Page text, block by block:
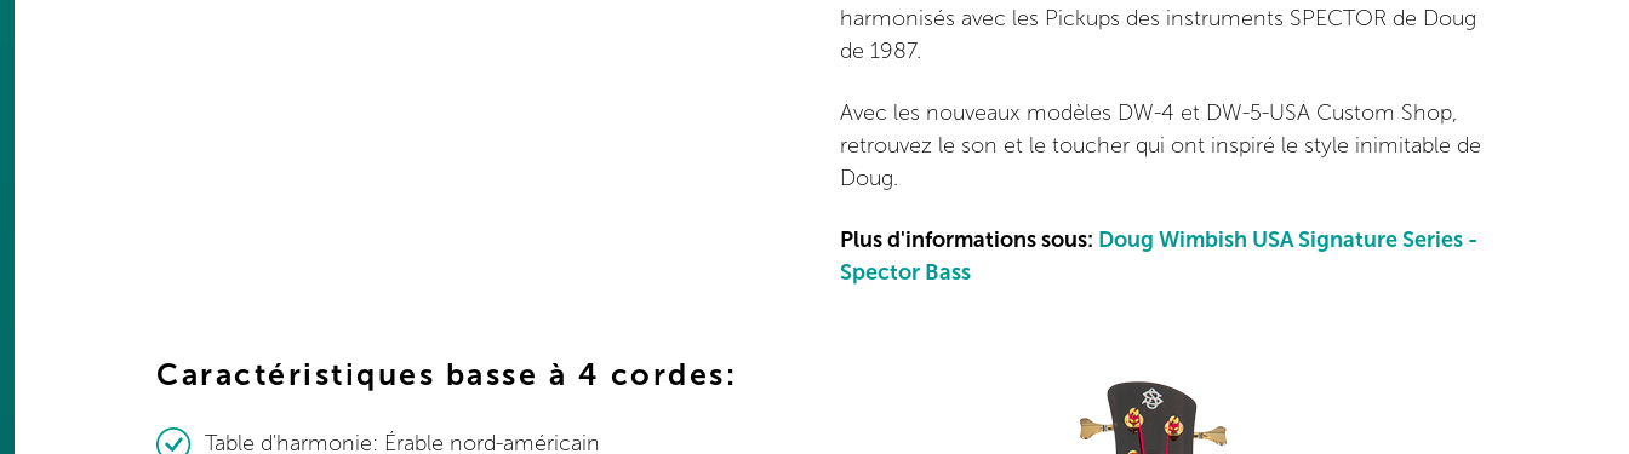
harmonisés avec les Pickups des instruments SPECTOR de Doug
de 1987.
Avec les nouveaux modèles DW-4 et DW-5-USA Custom Shop,
retrouvez le son et le toucher qui ont inspiré le style inimitable de
Doug.
Plus d'informations sous: Doug Wimbish USA Signature Series -
Spector Bass
Caractéristiques basse à 4 cordes:
Table d'harmonie: Érable nord-américain